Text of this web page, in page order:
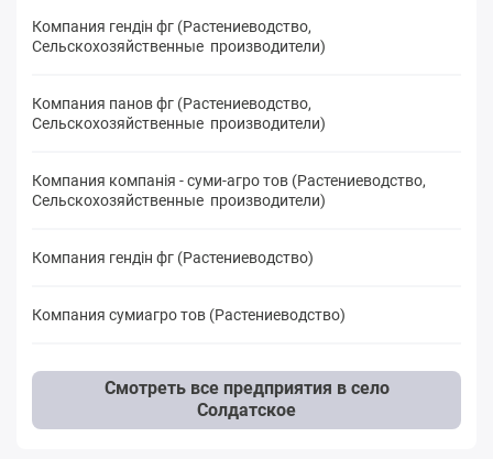
Компания гендін фг (Растениеводство,
Сельскохозяйственные производители)
Компания панов фг (Растениеводство,
Сельскохозяйственные производители)
Компания компанія - суми-агро тов (Растениеводство,
Сельскохозяйственные производители)
Компания гендін фг (Растениеводство)
Компания сумиагро тов (Растениеводство)
Смотреть все предприятия в село
Солдатское